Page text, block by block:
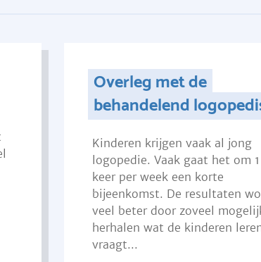
Overleg met de
behandelend
Kinderen krijgen vaak al jong
logopedie. Vaak gaat het om
keer per week een korte
bijeenkomst. De resultaten
veel beter door zoveel
herhalen wat de kinderen
vraagt...